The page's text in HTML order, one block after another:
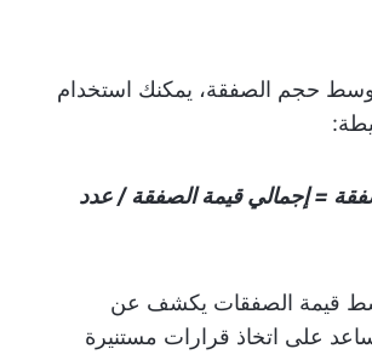
حجم الصفقة، يمكنك استخدام
= إجمالي قيمة الصفقة / عدد
قيمة الصفقات يكشف عن
على اتخاذ قرارات مستنيرة